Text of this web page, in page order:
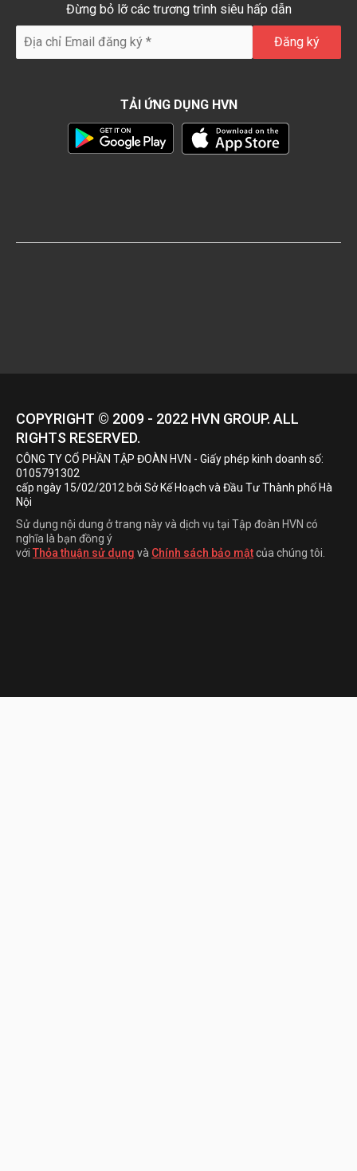
Đừng bỏ lỡ các trương trình siêu hấp dẫn
TẢI ỨNG DỤNG HVN
COPYRIGHT © 2009 - 2022 HVN GROUP. ALL
RIGHTS RESERVED.
CÔNG TY CỔ PHẦN TẬP ĐOÀN HVN - Giấy phép kinh doanh số:
0105791302
cấp ngày 15/02/2012 bởi Sở Kế Hoạch và Đầu Tư Thành phố Hà
Nội
Sử dụng nội dung ở trang này và dịch vụ tại Tập đoàn HVN có
nghĩa là bạn đồng ý
với Thỏa thuận sử dụng và Chính sách bảo mậtcủa chúng tôi.